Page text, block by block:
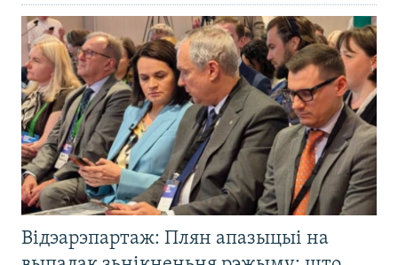
Відэарэпартаж: Плян апазыцыі на